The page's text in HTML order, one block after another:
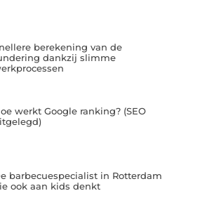
berekening van de
dankzij slimme
werkt Google ranking? (SEO
barbecuespecialist in Rotterdam
ook aan kids denkt